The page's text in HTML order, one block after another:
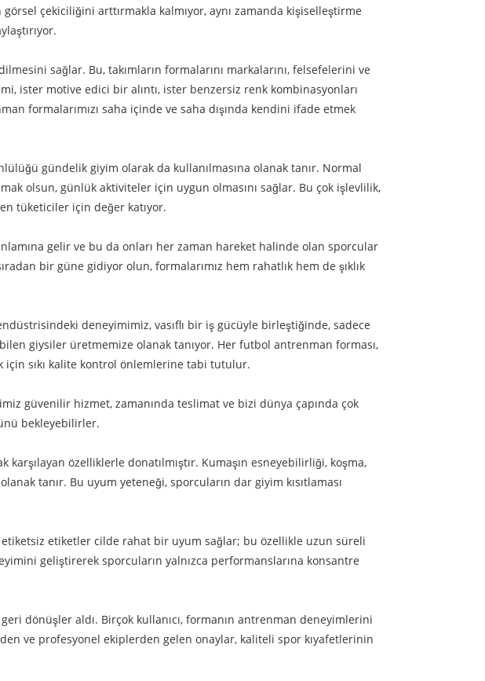
çekiciliğini arttırmakla kalmıyor, aynı zamanda kişiselleştirme
sağlar. Bu, takımların formalarını markalarını, felsefelerini ve
ister motive edici bir alıntı, ister benzersiz renk kombinasyonları
formalarımızı saha içinde ve saha dışında kendini ifade etmek
gündelik giyim olarak da kullanılmasına olanak tanır. Normal
olsun, günlük aktiviteler için uygun olmasını sağlar. Bu çok işlevlilik,
tüketiciler için değer katıyor.
gelir ve bu da onları her zaman hareket halinde olan sporcular
bir güne gidiyor olun, formalarımız hem rahatlık hem de şıklık
deneyimimiz, vasıflı bir iş gücüyle birleştiğinde, sadece
giysiler üretmemize olanak tanıyor. Her futbol antrenman forması,
için sıkı kalite kontrol önlemlerine tabi tutulur.
güvenilir hizmet, zamanında teslimat ve bizi dünya çapında çok
bekleyebilirler.
özelliklerle donatılmıştır. Kumaşın esneyebilirliği, koşma,
tanır. Bu uyum yeteneği, sporcuların dar giyim kısıtlaması
etiketler cilde rahat bir uyum sağlar; bu özellikle uzun süreli
geliştirerek sporcuların yalnızca performanslarına konsantre
dönüşler aldı. Birçok kullanıcı, formanın antrenman deneyimlerini
ve profesyonel ekiplerden gelen onaylar, kaliteli spor kıyafetlerinin